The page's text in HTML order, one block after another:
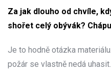
Za jak dlouho od chvíle,
shořet celý obývák?
Je to hodně otázka
požár se vlastně nedá